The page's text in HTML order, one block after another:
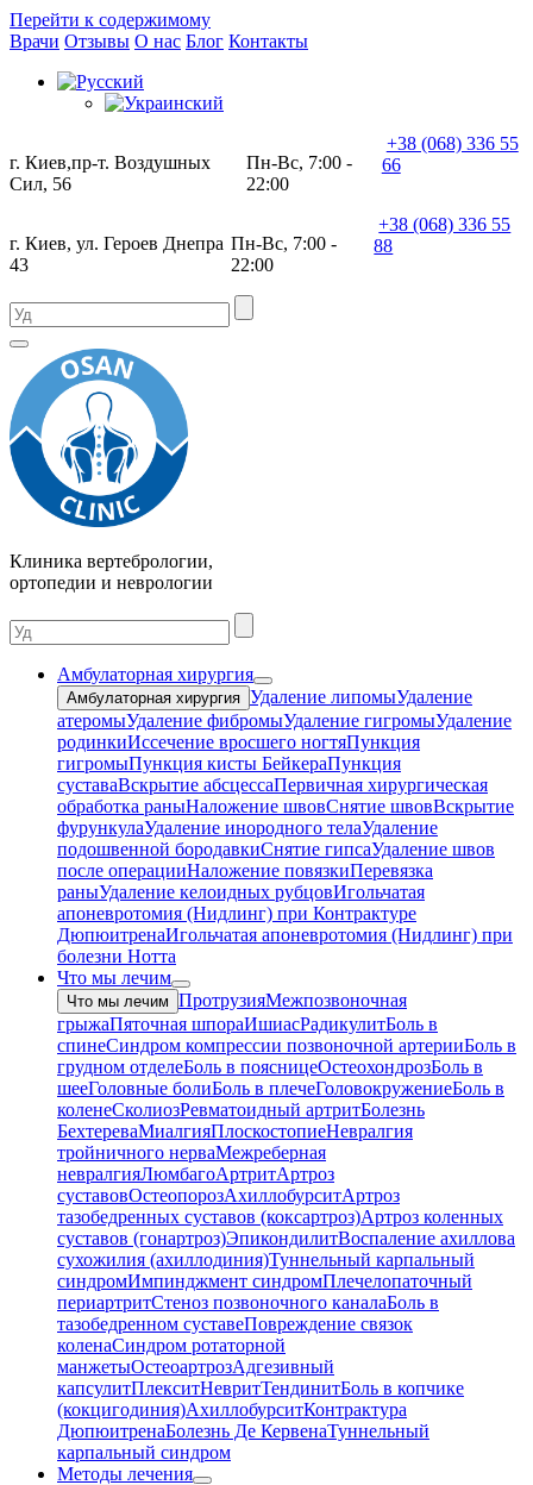
Перейти к содержимому
Врачи Отзывы О нас Блог Контакты
г. Киев,пр-т. Воздушных
Сил, 56
Пн-Вс, 7:00 -
22:00
+38 (068) 336 55
66
г. Киев, ул. Героев Днепра
43
Пн-Вс, 7:00 -
22:00
+38 (068) 336 55
88
Клиника вертебрологии,
ортопедии и неврологии
Амбулаторная хирургия
Амбулаторная хирургия Удаление липомыУдаление
атеромыУдаление фибромыУдаление гигромыУдаление
родинкиИссечение вросшего ногтяПункция
гигромыПункция кисты БейкераПункция
суставаВскрытие абсцессаПервичная хирургическая
обработка раныНаложение швовСнятие швовВскрытие
фурункулаУдаление инородного телаУдаление
подошвенной бородавкиСнятие гипсаУдаление швов
после операцииНаложение повязкиПеревязка
раныУдаление келоидных рубцовИгольчатая
апоневротомия (Нидлинг) при Контрактуре
ДюпюитренаИгольчатая апоневротомия (Нидлинг) при
болезни Нотта
Что мы лечим
Что мы лечим ПротрузияМежпозвоночная
грыжаПяточная шпораИшиасРадикулитБоль в
спинеСиндром компрессии позвоночной артерииБоль в
грудном отделеБоль в поясницеОстеохондрозБоль в
шееГоловные болиБоль в плечеГоловокружениеБоль в
коленеСколиозРевматоидный артритБолезнь
БехтереваМиалгияПлоскостопиеНевралгия
тройничного нерваМежреберная
невралгияЛюмбагоАртритАртроз
суставовОстеопорозАхиллобурситАртроз
тазобедренных суставов (коксартроз)Артроз коленных
суставов (гонартроз)ЭпикондилитВоспаление ахиллова
сухожилия (ахиллодиния)Туннельный карпальный
синдромИмпинджмент синдромПлечелопаточный
периартритСтеноз позвоночного каналаБоль в
тазобедренном суставеПовреждение связок
коленаСиндром ротаторной
манжетыОстеоартрозАдгезивный
капсулитПлекситНевритТендинитБоль в копчике
(кокцигодиния)АхиллобурситКонтрактура
ДюпюитренаБолезнь Де КервенаТуннельный
карпальный синдром
Методы лечения